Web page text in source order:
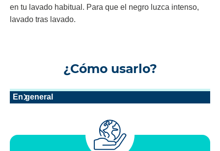
en tu lavado habitual. Para que el negro luzca intenso,
lavado tras lavado.
¿Cómo usarlo?
En general